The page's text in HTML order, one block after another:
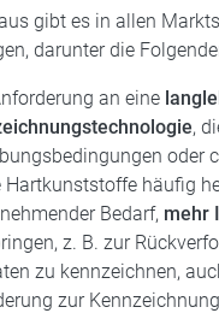
gibt es in allen
darunter die
an eine
,
oder
Hartkunststoffe häufig
Bedarf, mehr
z. B. zur
zu kennzeichnen,
zur